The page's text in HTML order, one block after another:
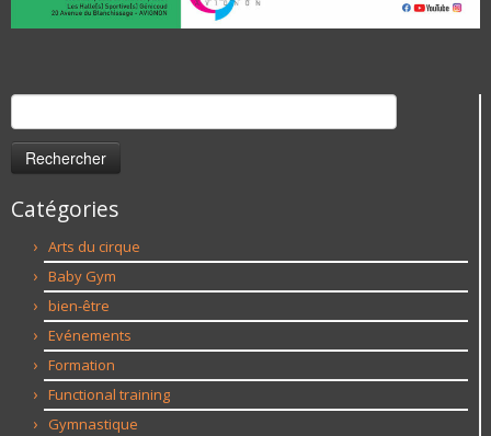
Rechercher :
Catégories
Arts du cirque
Baby Gym
bien-être
Evénements
Formation
Functional training
Gymnastique